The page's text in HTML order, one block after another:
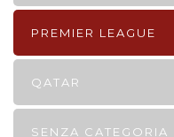
PREMIER LEAGUE
QATAR
SENZA CATEGORIA